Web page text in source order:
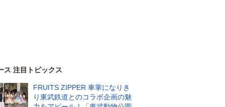
ス 注目トピックス
FRUITS ZIPPER 車掌になりき
り東武鉄道とのコラボ企画の魅